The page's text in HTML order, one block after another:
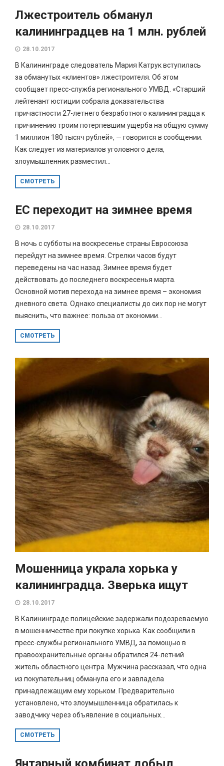
Лжестроитель обманул
калининградцев на 1 млн. рублей
28.10.2017
В Калининграде следователь Мария Катрук вступилась
за обманутых «клиентов» лжестроителя. Об этом
сообщает пресс-служба регионального УМВД. «Старший
лейтенант юстиции собрала доказательства
причастности 27-летнего безработного калининградца к
причинению троим потерпевшим ущерба на общую сумму
1 миллион 180 тысяч рублей», — говорится в сообщении.
Как следует из материалов уголовного дела,
злоумышленник разместил...
СМОТРЕТЬ
ЕС переходит на зимнее время
28.10.2017
В ночь с субботы на воскресенье страны Евросоюза
перейдут на зимнее время. Стрелки часов будут
переведены на час назад. Зимнее время будет
действовать до последнего воскресенья марта.
Основной мотив перехода на зимнее время – экономия
дневного света. Однако специалисты до сих пор не могут
выяснить, что важнее: польза от экономии...
СМОТРЕТЬ
Мошенница украла хорька у
калининградца. Зверька ищут
28.10.2017
В Калининграде полицейские задержали подозреваемую
в мошенничестве при покупке хорька. Как сообщили в
пресс-службы регионального УМВД, за помощью в
правоохранительные органы обратился 24-летний
житель областного центра. Мужчина рассказал, что одна
из покупательниц обманула его и завладела
принадлежащим ему хорьком. Предварительно
установлено, что злоумышленница обратилась к
заводчику через объявление в социальных...
СМОТРЕТЬ